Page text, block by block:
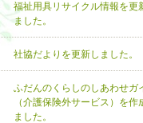
福祉用具リサイクル情報を更
ました。
社協だよりを更新しました。
ふだんのくらしのしあわせガ
（介護保険外サービス）を作
ました。